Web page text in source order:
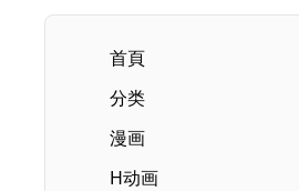
首頁
分类
漫画
H动画